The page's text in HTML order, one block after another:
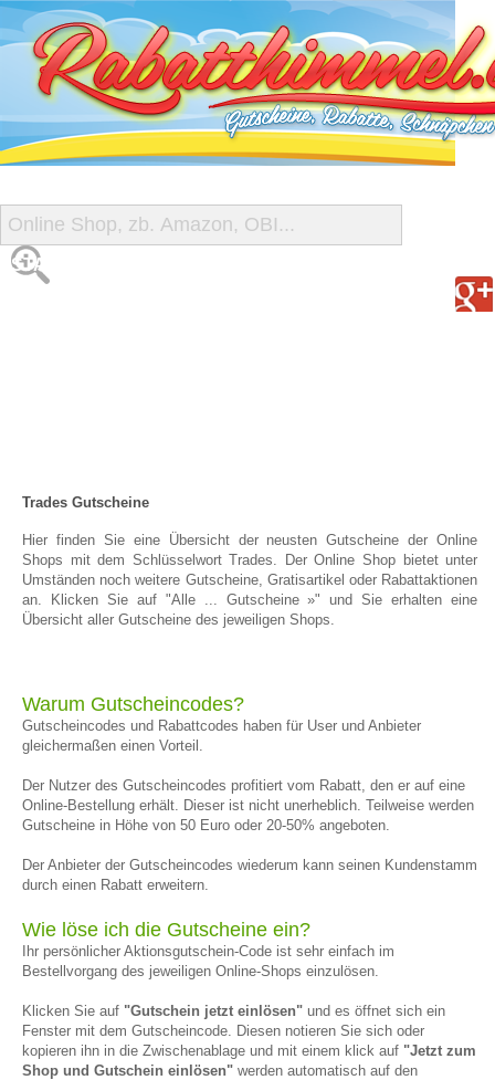
START
Trades Gutscheine
Hier finden Sie eine Übersicht der neusten Gutscheine der Online
Shops mit dem Schlüsselwort Trades. Der Online Shop bietet unter
Umständen noch weitere Gutscheine, Gratisartikel oder Rabattaktionen
an. Klicken Sie auf "Alle ... Gutscheine »" und Sie erhalten eine
Übersicht aller Gutscheine des jeweiligen Shops.
Warum Gutscheincodes?
Gutscheincodes und Rabattcodes haben für User und Anbieter
gleichermaßen einen Vorteil.
Der Nutzer des Gutscheincodes profitiert vom Rabatt, den er auf eine
Online-Bestellung erhält. Dieser ist nicht unerheblich. Teilweise werden
Gutscheine in Höhe von 50 Euro oder 20-50% angeboten.
Der Anbieter der Gutscheincodes wiederum kann seinen Kundenstamm
durch einen Rabatt erweitern.
Wie löse ich die Gutscheine ein?
Ihr persönlicher Aktionsgutschein-Code ist sehr einfach im
Bestellvorgang des jeweiligen Online-Shops einzulösen.
Klicken Sie auf "Gutschein jetzt einlösen" und es öffnet sich ein
Fenster mit dem Gutscheincode. Diesen notieren Sie sich oder
kopieren ihn in die Zwischenablage und mit einem klick auf "Jetzt zum
Shop und Gutschein einlösen" werden automatisch auf den